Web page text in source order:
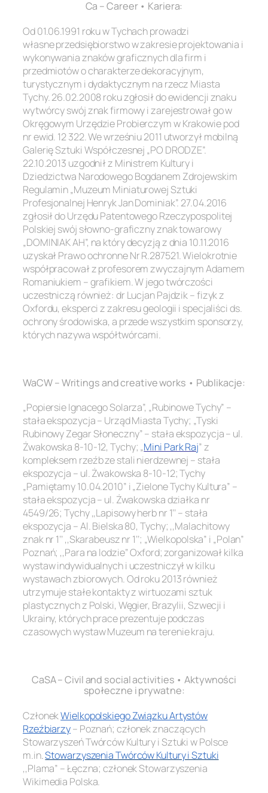
Ca – Career • Kariera:
Od 01.06.1991 roku w Tychach prowadzi
własne przedsiębiorstwo w zakresie projektowania i
wykonywania znaków graficznych dla firm i
przedmiotów o charakterze dekoracyjnym,
turystycznym i dydaktycznym na rzecz Miasta
Tychy. 26.02.2008 roku zgłosił do ewidencji znaku
wytwórcy swój znak firmowy i zarejestrował go w
Okręgowym Urzędzie Probierczym w Krakowie pod
nr ewid. 12 322. We wrześniu 2011 utworzył mobilną
Galerię Sztuki Współczesnej „PO DRODZE”.
22.10.2013 uzgodnił z Ministrem Kultury i
Dziedzictwa Narodowego Bogdanem Zdrojewskim
Regulamin „Muzeum Miniaturowej Sztuki
Profesjonalnej Henryk Jan Dominiak”. 27.04.2016
zgłosił do Urzędu Patentowego Rzeczypospolitej
Polskiej swój słowno-graficzny znak towarowy
„DOMINIAK AH”, na który decyzją z dnia 10.11.2016
uzyskał Prawo ochronne Nr R.287521. Wielokrotnie
współpracował z profesorem zwyczajnym Adamem
Romaniukiem – grafikiem. W jego twórczości
uczestniczą również: dr Lucjan Pajdzik – fizyk z
Oxfordu, eksperci z zakresu geologii i specjaliści ds.
ochrony środowiska, a przede wszystkim sponsorzy,
których nazywa współtwórcami.
WaCW – Writings and creative works • Publikacje:
„Popiersie Ignacego Solarza”, „Rubinowe Tychy” –
stała ekspozycja – Urząd Miasta Tychy; „Tyski
Rubinowy Zegar Słoneczny” – stała ekspozycja – ul.
Żwakowska 8-10-12, Tychy; „Mini Park Raj” z
kompleksem rzeźb ze stali nierdzewnej – stała
ekspozycja – ul. Żwakowska 8-10-12; Tychy
„Pamiętamy 10.04.2010” i „Zielone Tychy Kultura” –
stała ekspozycja – ul. Żwakowska działka nr
4549/26; Tychy ,,Lapisowy herb nr 1’’ – stała
ekspozycja – Al. Bielska 80, Tychy; ,,Malachitowy
znak nr 1’’ ,,Skarabeusz nr 1’’; „Wielkopolska” i „Polan”
Poznań; ,,Para na lodzie’’ Oxford; zorganizował kilka
wystaw indywidualnych i uczestniczył w kilku
wystawach zbiorowych. Od roku 2013 również
utrzymuje stałe kontakty z wirtuozami sztuk
plastycznych z Polski, Węgier, Brazylii, Szwecji i
Ukrainy, których prace prezentuje podczas
czasowych wystaw Muzeum na terenie kraju.
CaSA – Civil and social activities • Aktywności
społeczne i prywatne:
CzłonekWielkopolskiego Związku Artystów
Rzeźbiarzy– Poznań; członek znaczących
Stowarzyszeń Twórców Kultury i Sztuki w Polsce
m.in.Stowarzyszenia Twórców Kultury i Sztuki
,,Plama” – Łęczna; członek Stowarzyszenia
Wikimedia Polska.